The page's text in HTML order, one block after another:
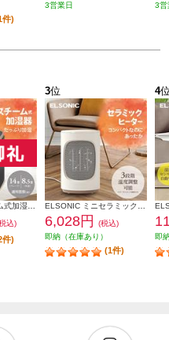
件)
3営業日
3営
込)
件)
3位
6,028円
(税込)
即納（在庫あり）
(1件)
4
即